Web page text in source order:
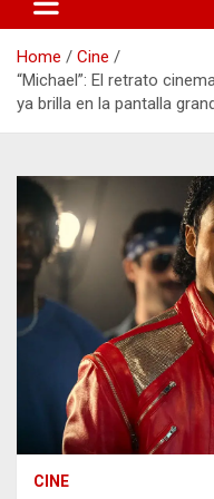
Home
Cine
“Michael”: El retrato
ya brilla en la pantalla
CINE